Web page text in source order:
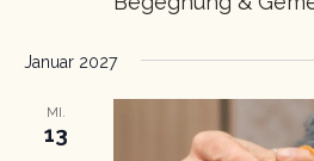
Januar 2027
MI.
13